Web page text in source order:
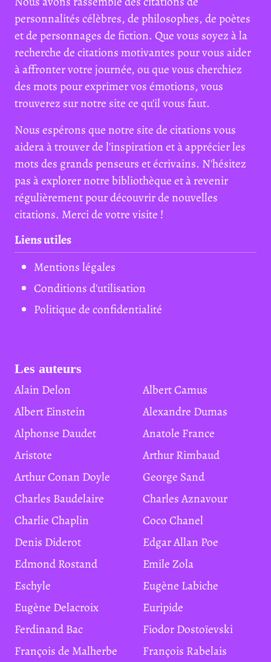
personnalités célèbres, de philosophes, de poètes
et de personnages de fiction. Que vous soyez à la
recherche de citations motivantes pour vous aider
à affronter votre journée, ou que vous cherchiez
des mots pour exprimer vos émotions, vous
trouverez sur notre site ce qu'il vous faut.
Nous espérons que notre site de citations vous
aidera à trouver de l'inspiration et à apprécier les
mots des grands penseurs et écrivains. N'hésitez
pas à explorer notre bibliothèque et à revenir
régulièrement pour découvrir de nouvelles
citations. Merci de votre visite !
Liens utiles
Mentions légales
Conditions d'utilisation
Politique de confidentialité
Les auteurs
Alain Delon
Albert Camus
Albert Einstein
Alexandre Dumas
Alphonse Daudet
Anatole France
Aristote
Arthur Rimbaud
Arthur Conan Doyle
George Sand
Charles Baudelaire
Charles Aznavour
Charlie Chaplin
Coco Chanel
Denis Diderot
Edgar Allan Poe
Edmond Rostand
Emile Zola
Eschyle
Eugène Labiche
Eugène Delacroix
Euripide
Ferdinand Bac
Fiodor Dostoïevski
François de Malherbe
François Rabelais